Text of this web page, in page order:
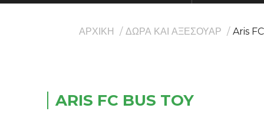
ΑΡΧΙΚΗ ΔΩΡΑ ΚΑΙ ΑΞΕΣΟΥΑΡ Aris
ARIS FC BUS TOY